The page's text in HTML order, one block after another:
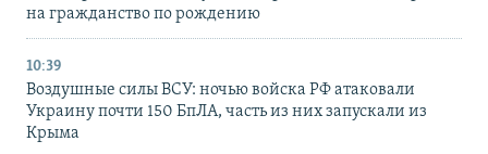
на гражданство по рождению
10:39
Воздушные силы ВСУ: ночью войска РФ атаковали
Украину почти 150 БпЛА, часть из них запускали из
Крыма